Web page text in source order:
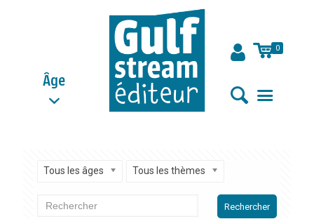
Âge
0
Tous les âges Tous les thèmes
Rechercher